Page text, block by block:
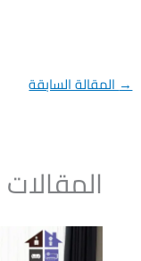
→ المقالة السابقة